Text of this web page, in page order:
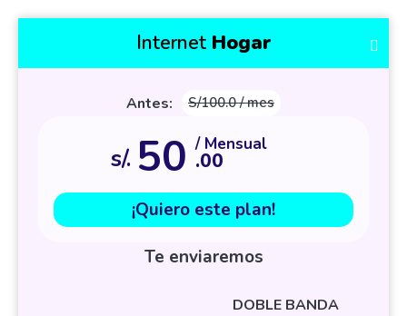
Internet Hogar
Antes: S/100.0 / mes
s/. 50 / Mensual
.00
¡Quiero este plan!
Te enviaremos
DOBLE BANDA